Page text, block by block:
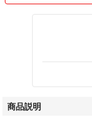
商品説明